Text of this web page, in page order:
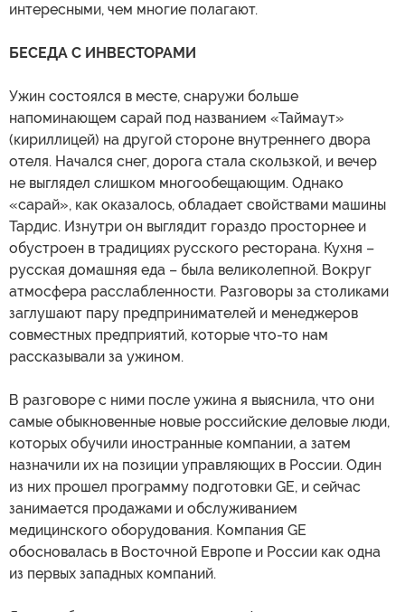
интересными, чем многие полагают.
БЕСЕДА С ИНВЕСТОРАМИ
Ужин состоялся в месте, снаружи больше
напоминающем сарай под названием «Таймаут»
(кириллицей) на другой стороне внутреннего двора
отеля. Начался снег, дорога стала скользкой, и вечер
не выглядел слишком многообещающим. Однако
«сарай», как оказалось, обладает свойствами машины
Тардис. Изнутри он выглядит гораздо просторнее и
обустроен в традициях русского ресторана. Кухня –
русская домашняя еда – была великолепной. Вокруг
атмосфера расслабленности. Разговоры за столиками
заглушают пару предпринимателей и менеджеров
совместных предприятий, которые что-то нам
рассказывали за ужином.
В разговоре с ними после ужина я выяснила, что они
самые обыкновенные новые российские деловые люди,
которых обучили иностранные компании, а затем
назначили их на позиции управляющих в России. Один
из них прошел программу подготовки GE, и сейчас
занимается продажами и обслуживанием
медицинского оборудования. Компания GE
обосновалась в Восточной Европе и России как одна
из первых западных компаний.